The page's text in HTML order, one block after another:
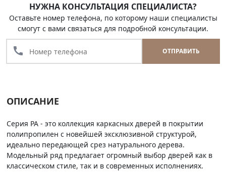
НУЖНА КОНСУЛЬТАЦИЯ СПЕЦИАЛИСТА?
Оставьте номер телефона, по которому наши специалисты
смогут с вами связаться для подробной консультации.
call ОТПРАВИТЬ
ОПИСАНИЕ
Серия PA - это коллекция каркасных дверей в покрытии
полипропилен с новейшей эксклюзивной структурой,
идеально передающей срез натурального дерева.
Модельный ряд предлагает огромный выбор дверей как в
классическом стиле, так и в современных исполнениях.